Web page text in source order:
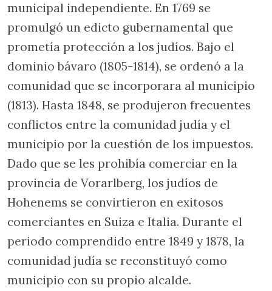
municipal independiente. En 1769 se
promulgó un edicto gubernamental que
prometía protección a los judíos. Bajo el
dominio bávaro (1805-1814), se ordenó a la
comunidad que se incorporara al municipio
(1813). Hasta 1848, se produjeron frecuentes
conflictos entre la comunidad judía y el
municipio por la cuestión de los impuestos.
Dado que se les prohibía comerciar en la
provincia de Vorarlberg, los judíos de
Hohenems se convirtieron en exitosos
comerciantes en Suiza e Italia. Durante el
periodo comprendido entre 1849 y 1878, la
comunidad judía se reconstituyó como
municipio con su propio alcalde.